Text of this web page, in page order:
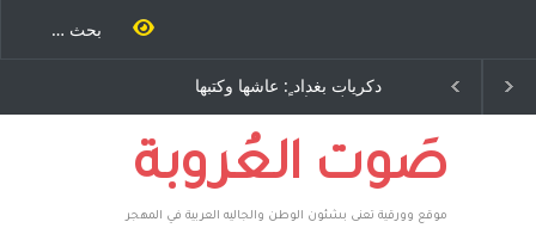
الاستيطان ومسلسل الخداع
المستمر - قلم : راسم عبيدات
دكريات بغداد ٍ: عاشها وكتبها
:وليد رباح – نيوجرسي –
الولايات المتحدة الامريكية
صَوت العُروبة
موقع وورقية تعنى بشئون الوطن والجاليه العربية في المهجر